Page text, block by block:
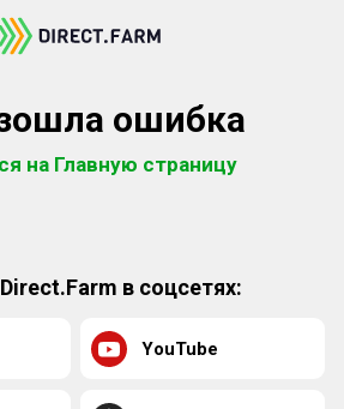
ошибка
на Главную страницу
в соцсетях:
YouTube